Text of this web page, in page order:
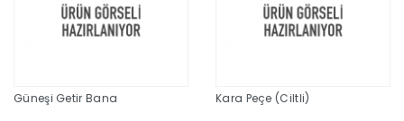
Güneşi Getir Bana Kara Peçe (Ciltli)